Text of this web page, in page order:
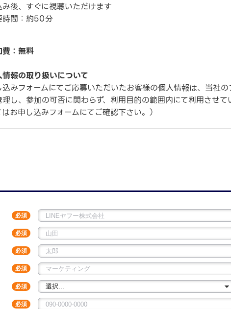
み後、すぐに視聴いただけます
間：約50分
：無料
報の取り扱いについて
込みフォームにてご応募いただいたお客様の個人情報は、当社
し、参加の可否に関わらず、利用目的の範囲内にて利用させ
お申し込みフォームにてご確認下さい。）